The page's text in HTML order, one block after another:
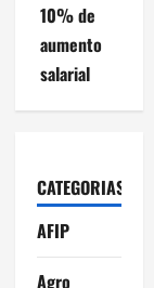
10% de
aumento
salarial
CATEGORIAS
AFIP
Agro